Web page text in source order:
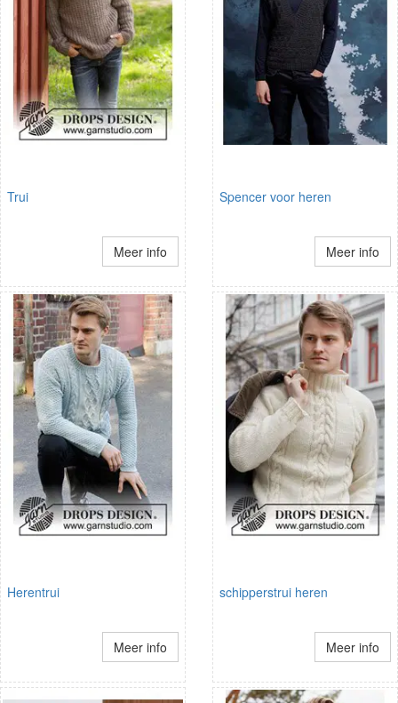
Trui
Meer info
Spencer voor heren
Meer info
Herentrui
Meer info
schipperstrui heren
Meer info